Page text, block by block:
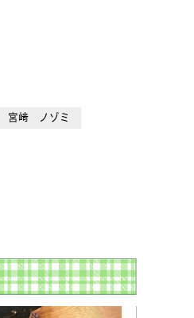
宮﨑 ノゾミ